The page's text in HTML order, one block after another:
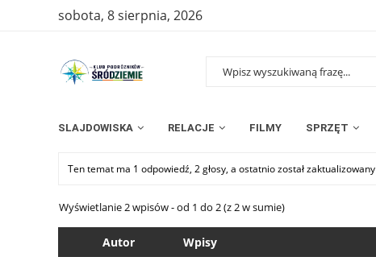
sobota, 8 sierpnia, 2026
SLAJDOWISKA RELACJE FILMY SPRZĘT
Ten temat ma 1 odpowiedź, 2 głosy, a ostatnio został zaktualizowany
Wyświetlanie 2 wpisów - od 1 do 2 (z 2 w sumie)
Autor Wpisy